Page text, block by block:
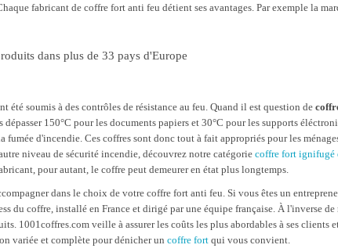
fabricant de coffre fort anti feu détient ses avantages. Par exemple la
dans plus de 33 pays d'Europe
été soumis à des contrôles de résistance au feu. Quand il est question de
150°C pour les documents papiers et 30°C pour les supports
d'incendie. Ces coffres sont donc tout à fait appropriés pour les
niveau de sécurité incendie, découvrez notre catégorie coffre fort ignifugé
pour autant, le coffre peut demeurer en état plus longtemps.
dans le choix de votre coffre fort anti feu. Si vous êtes un
du coffre, installé en France et dirigé par une équipe française. À l'inverse
1001coffres.com veille à assurer les coûts les plus abordables à ses
variée et complète pour dénicher un coffre fort qui vous convient.